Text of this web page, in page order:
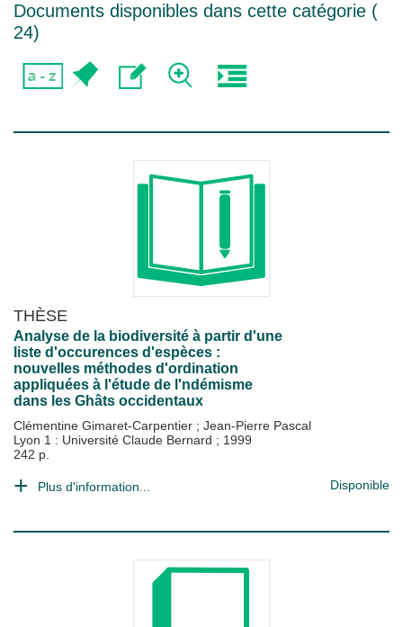
Documents disponibles dans cette catégorie (
24)
THÈSE
Analyse de la biodiversité à partir d'une
liste d'occurences d'espèces :
nouvelles méthodes d'ordination
appliquées à l'étude de l'ndémisme
dans les Ghâts occidentaux
Clémentine Gimaret-Carpentier ; Jean-Pierre Pascal
Lyon 1 : Université Claude Bernard ; 1999
242 p.
Plus d'information... Disponible